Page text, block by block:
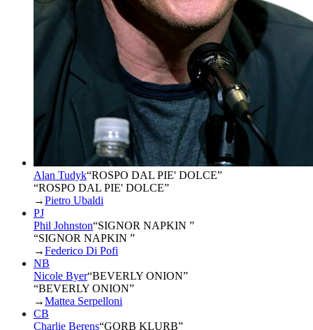
Alan Tudyk“ROSPO DAL PIE' DOLCE”
“ROSPO DAL PIE' DOLCE”
→Pietro Ubaldi
PJ
Phil Johnston“SIGNOR NAPKIN ”
“SIGNOR NAPKIN ”
→Federico Di Pofi
NB
Nicole Byer“BEVERLY ONION”
“BEVERLY ONION”
→Mattea Serpelloni
CB
Charlie Berens“GORB KLURB”